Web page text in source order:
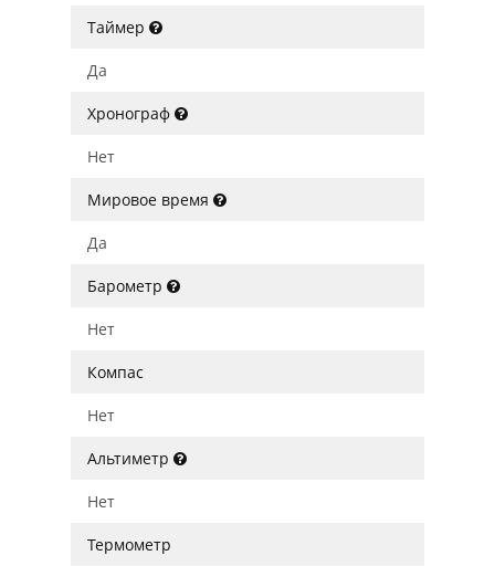
Таймер
Да
Хронограф
Нет
Мировое время
Да
Барометр
Нет
Компас
Нет
Альтиметр
Нет
Термометр